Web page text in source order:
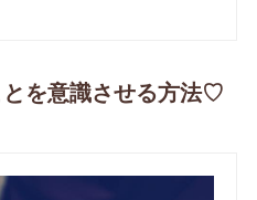
を意識させる方法♡